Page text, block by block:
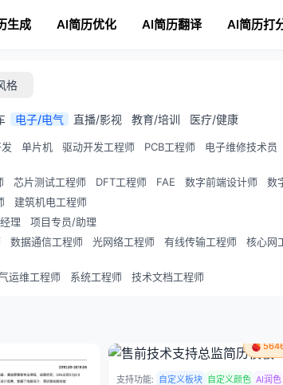
生成 AI简历优化 AI简历翻译 AI简历打
格
电子/电气 直播/影视 教育/培训 医疗/健康
单片机 驱动开发工程师 PCB工程师
电子维修技术员
芯片测试工程师 DFT工程师 FAE 数字前端设计师
数
建筑机电工程师
理
项目专员/助理
数据通信工程师 光网络工程师 有线传输工程师
核心网
运维工程师 系统工程师 技术文档工程师
支持功能: 自定义板块 自定义颜色 AI润色